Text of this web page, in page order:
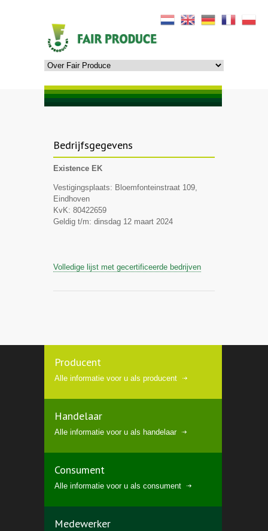
Bedrijfsgegevens
Existence EK
Vestigingsplaats: Bloemfonteinstraat 109,
Eindhoven
KvK: 80422659
Geldig t/m: dinsdag 12 maart 2024
Volledige lijst met gecertificeerde bedrijven
Producent
Alle informatie voor u als producent
Handelaar
Alle informatie voor u als handelaar
Consument
Alle informatie voor u als consument
Medewerker